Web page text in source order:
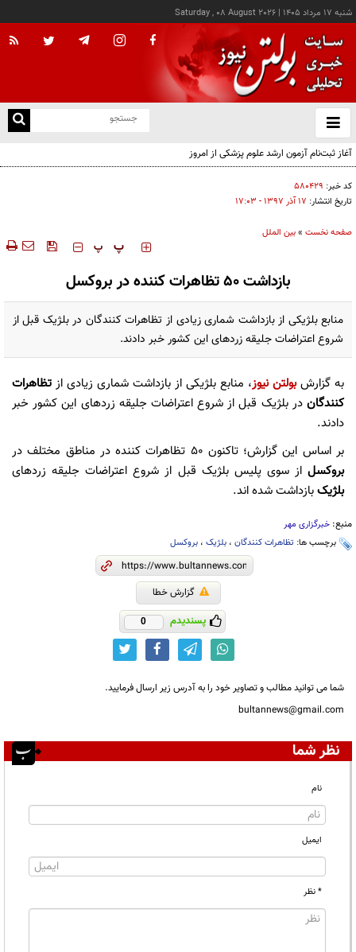
شنبه ۱۷ مرداد ۱۴۰۵ |
Saturday , 08 August 2026
باز
و
آغاز ثبت‌نام آزمون ارشد علوم پزشکی از امروز
کد خبر: ۵۸۰۴۲۹
تاریخ انتشار: ۱۷ آذر ۱۳۹۷ - ۱۷:۰۳
صفحه نخست »بین الملل
‍‍‍ پ پ
بازداشت ۵۰ تظاهرات کننده در بروکسل
منابع بلژیکی از بازداشت شماری زیادی از تظاهرات کنندگان در بلژیک قبل از
شروع اعتراضات جلیقه زردهای این کشور خبر دادند.
به گزارشبولتن نیوز،‌ منابع بلژیکی از بازداشت شماری زیادی از تظاهرات
کنندگان در بلژیک قبل از شروع اعتراضات جلیقه زردهای این کشور خبر
دادند.
بر اساس این گزارش؛ تاکنون ۵۰ تظاهرات کننده در مناطق مختلف در
بروکسل از سوی پلیس بلژیک قبل از شروع اعتراضات جلیقه زردهای
بلژیکبازداشت شده اند.
منبع: خبرگزاری مهر
برچسب ها: تظاهرات کنندگان ، بلژیک ، بروکسل
گزارش خطا
پسندیدم 0
شما می توانید مطالب و تصاویر خود را به آدرس زیر ارسال فرمایید.
bultannews@gmail.com
نظر شما
نام
ایمیل
* نظر